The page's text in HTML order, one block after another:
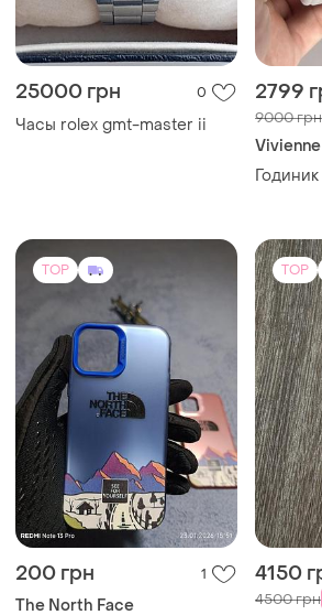
25000 грн 0
Часы rolex gmt-master ii
2799
9000 грн
TOP
200 грн 1
The North Face
TOP
4150
4500 грн